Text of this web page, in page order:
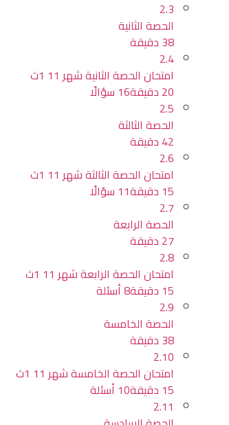
2.3
الحصة الثانية
38 دقيقة
2.4
امتحان الحصة الثانية شهر 11 1ث
20 دقيقة
16 سؤالًا
2.5
الحصة الثالثة
42 دقيقة
2.6
امتحان الحصة الثالثة شهر 11 1ث
15 دقيقة
11 سؤالًا
2.7
الحصة الرابعة
27 دقيقة
2.8
امتحان الحصة الرابعة شهر 11 1ث
15 دقيقة
8 أسئلة
2.9
الحصة الخامسة
38 دقيقة
2.10
امتحان الحصة الخامسة شهر 11 1ث
15 دقيقة
10 أسئلة
2.11